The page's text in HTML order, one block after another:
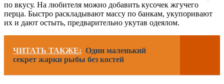
по вкусу. На любителя можно добавить кусочек жгучего
перца. Быстро раскладывают массу по банкам, укупоривают
их и дают остыть, предварительно укутав одеялом.
ЧИТАТЬ ТАКЖЕ: Один маленький
секрет жарки рыбы без костей